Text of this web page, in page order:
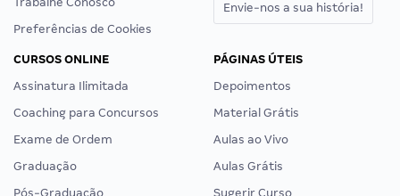
Preferências de Cookies
Envie-nos a sua história!
CURSOS ONLINE
Assinatura Ilimitada
Coaching para Concursos
Exame de Ordem
Graduação
Pós-Graduação
PÁGINAS ÚTEIS
Depoimentos
Material Grátis
Aulas ao Vivo
Aulas Grátis
Sugerir Curso